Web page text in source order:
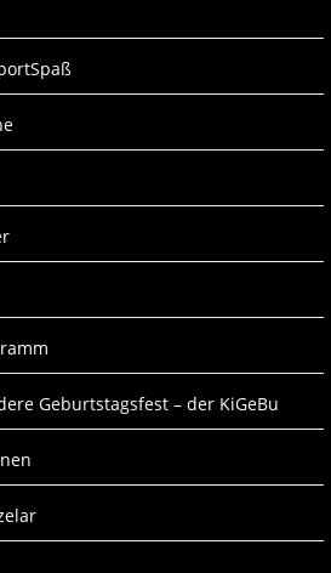
Geburtstagsfest – der KiGeBu